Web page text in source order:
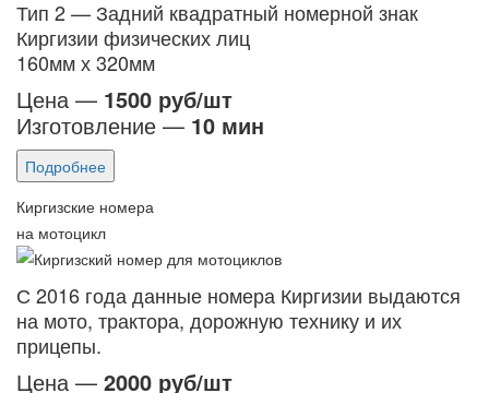
Тип 2 — Задний квадратный номерной знак
Киргизии физических лиц
160мм х 320мм
Цена — 1500 руб/шт
Изготовление — 10 мин
Подробнее
Киргизские номера
на мотоцикл
С 2016 года данные номера Киргизии выдаются
на мото, трактора, дорожную технику и их
прицепы.
Цена — 2000 руб/шт